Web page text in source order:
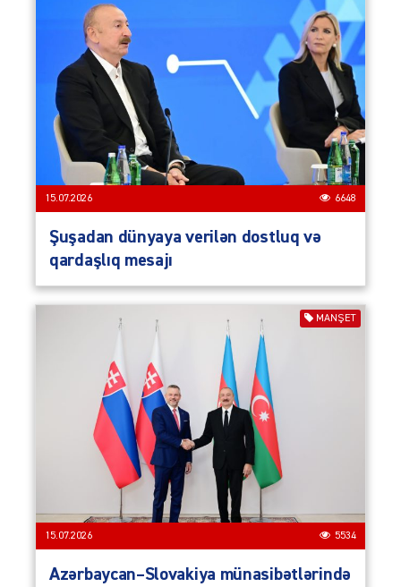
15.07.2026 6648
Şuşadan dünyaya verilən dostluq və
qardaşlıq mesajı
MANŞET
15.07.2026 5534
Azərbaycan–Slovakiya münasibətlərində